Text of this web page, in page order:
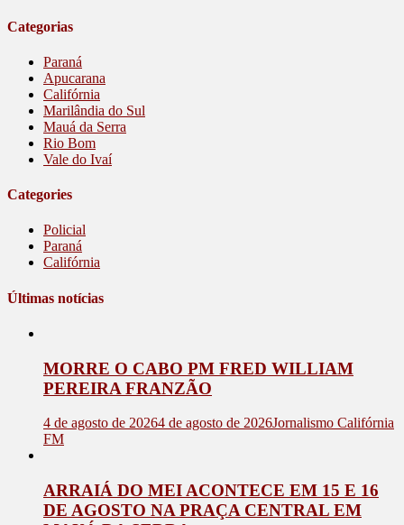
Categorias
Paraná
Apucarana
Califórnia
Marilândia do Sul
Mauá da Serra
Rio Bom
Vale do Ivaí
Categories
Policial
Paraná
Califórnia
Últimas notícias
MORRE O CABO PM FRED WILLIAM
PEREIRA FRANZÃO
4 de agosto de 20264 de agosto de 2026Jornalismo Califórnia
FM
ARRAIÁ DO MEI ACONTECE EM 15 E 16
DE AGOSTO NA PRAÇA CENTRAL EM